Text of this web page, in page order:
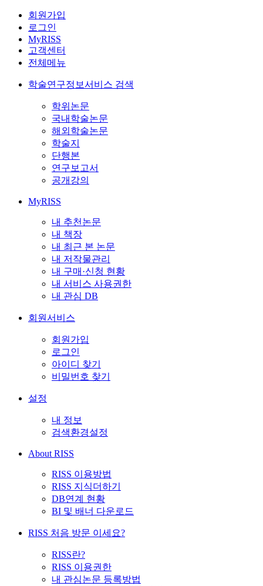
회원가입
로그인
MyRISS
고객센터
전체메뉴
학술연구정보서비스 검색
학위논문
국내학술논문
해외학술논문
학술지
단행본
연구보고서
공개강의
MyRISS
내 추천논문
내 책장
내 최근 본 논문
내 저작물관리
내 구매·신청 현황
내 서비스 사용권한
내 관심 DB
회원서비스
회원가입
로그인
아이디 찾기
비밀번호 찾기
설정
내 정보
검색환경설정
About RISS
RISS 이용방법
RISS 지식더하기
DB연계 현황
BI 및 배너 다운로드
RISS 처음 방문 이세요?
RISS란?
RISS 이용권한
내 관심논문 등록방법